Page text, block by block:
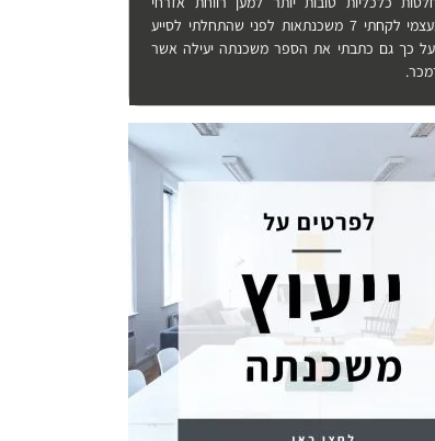
ישראל. בעצמי לקחתי 7 משכנתאות לפני שהתחלתי לסייע
כך גם כתבתי את הספר משכנתה יעילה אשר